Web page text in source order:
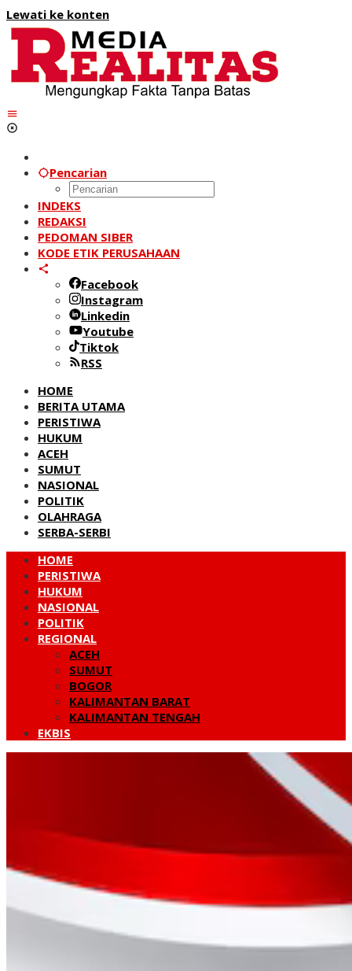
Lewati ke konten
Pencarian
INDEKS
REDAKSI
PEDOMAN SIBER
KODE ETIK PERUSAHAAN
Facebook
Instagram
Linkedin
Youtube
Tiktok
RSS
HOME
BERITA UTAMA
PERISTIWA
HUKUM
ACEH
SUMUT
NASIONAL
POLITIK
OLAHRAGA
SERBA-SERBI
HOME
PERISTIWA
HUKUM
NASIONAL
POLITIK
REGIONAL
ACEH
SUMUT
BOGOR
KALIMANTAN BARAT
KALIMANTAN TENGAH
EKBIS